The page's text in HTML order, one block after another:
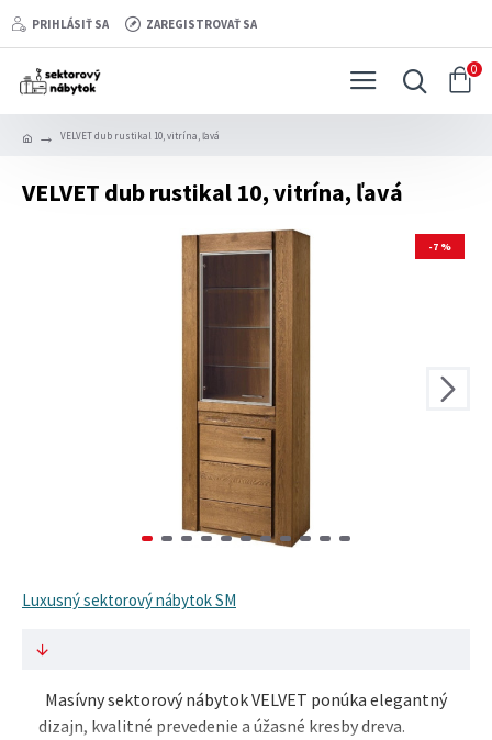
PRIHLÁSIŤ SA ZAREGISTROVAŤ SA
0
VELVET dub rustikal 10, vitrína, ľavá
VELVET dub rustikal 10, vitrína, ľavá
-7 %
Luxusný sektorový nábytok SM
Masívny sektorový nábytok VELVET ponúka elegantný
dizajn, kvalitné prevedenie a úžasné kresby dreva.